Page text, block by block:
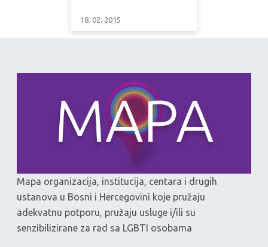
18. 02. 2015
Mapa organizacija, institucija, centara i drugih
ustanova u Bosni i Hercegovini koje pružaju
adekvatnu potporu, pružaju usluge i/ili su
senzibilizirane za rad sa LGBTI osobama